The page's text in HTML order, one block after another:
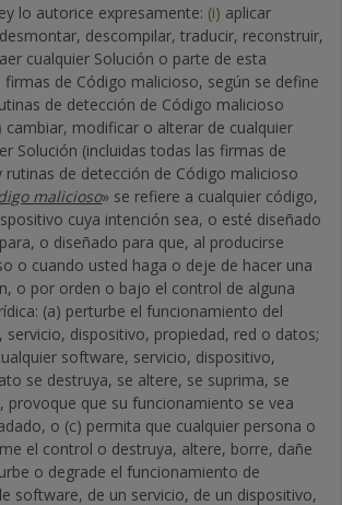
lo autorice expresamente: (i) aplicar
descompilar, traducir, reconstruir,
cualquier Solución o parte de esta
firmas de Código malicioso, según se define
de detección de Código malicioso
cambiar, modificar o alterar de cualquier
Solución (incluidas todas las firmas de
rutinas de detección de Código malicioso
malicioso» se refiere a cualquier código,
cuya intención sea, o esté diseñado
o diseñado para que, al producirse
o cuando usted haga o deje de hacer una
o por orden o bajo el control de alguna
(a) perturbe el funcionamiento del
servicio, dispositivo, propiedad, red o datos;
software, servicio, dispositivo,
se destruya, se altere, se suprima, se
provoque que su funcionamiento se vea
o (c) permita que cualquier persona o
el control o destruya, altere, borre, dañe
o degrade el funcionamiento de
software, de un servicio, de un dispositivo,